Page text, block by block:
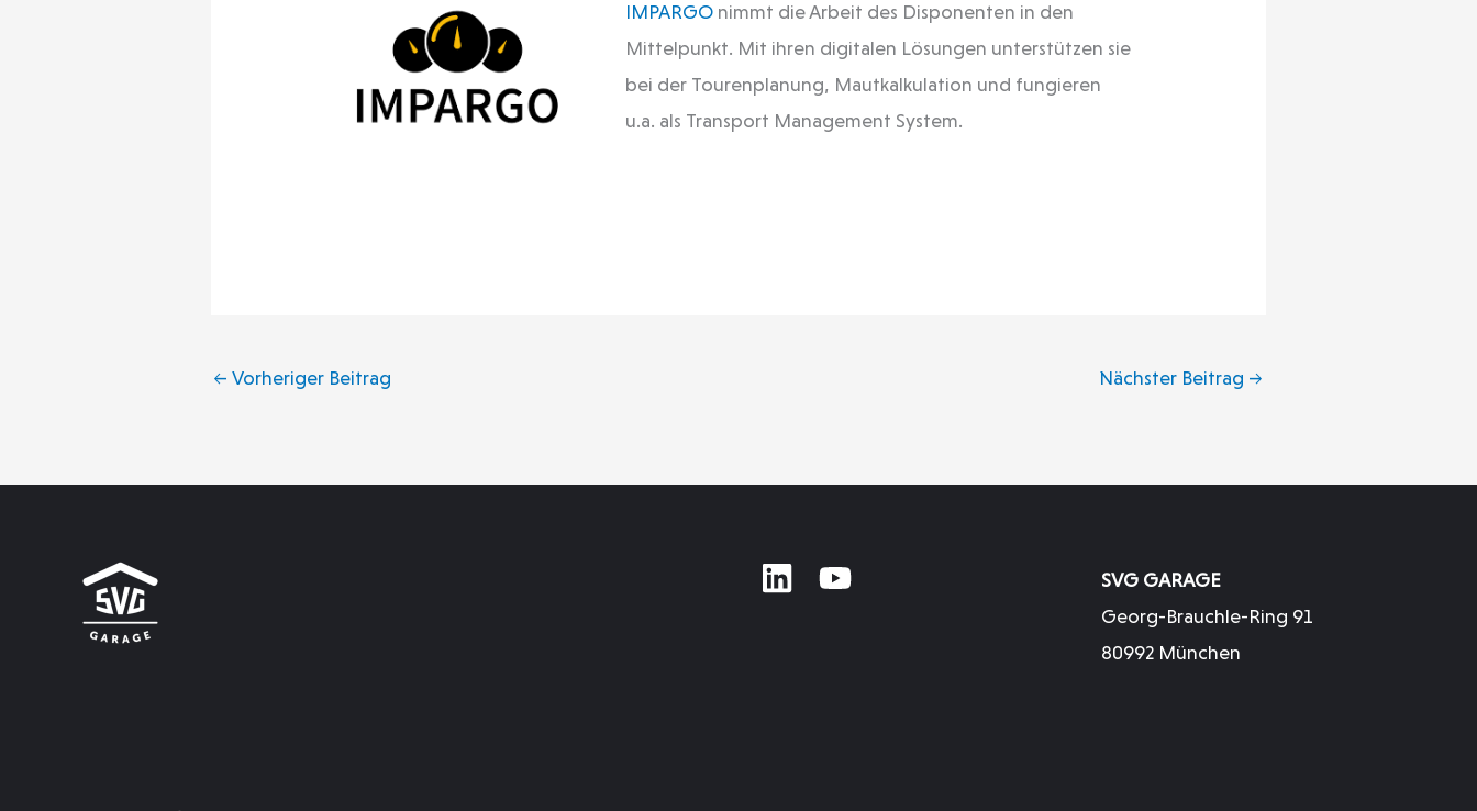
IMPARGOnimmt die Arbeit des Disponenten in den
Mittelpunkt. Mit ihren digitalen Lösungen unterstützen sie
bei der Tourenplanung, Mautkalkulation und fungieren
u.a. als Transport Management System.
← Vorheriger Beitrag Nächster Beitrag →
SVG GARAGE
Georg-Brauchle-Ring 91
80992 München